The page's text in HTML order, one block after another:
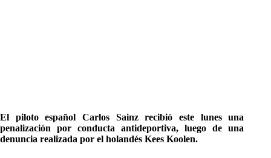
El piloto español Carlos Sainz recibió este lunes una
penalización por conducta antideportiva, luego de una
denuncia realizada por el holandés Kees Koolen.